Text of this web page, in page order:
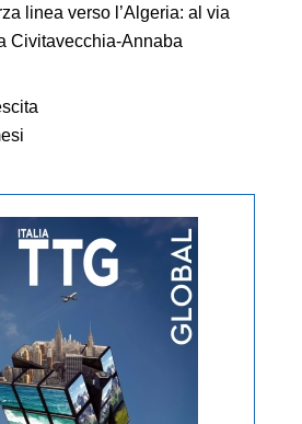
linea verso l’Algeria: al via
Civitavecchia-Annaba